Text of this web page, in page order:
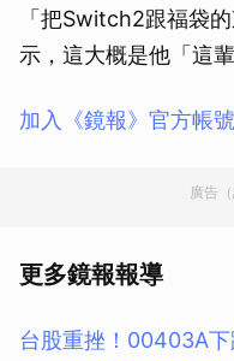
「把Switch2跟福袋
示，這大概是他「這
加入《鏡報》官方帳
廣告
更多鏡報報導
台股重挫！00403A